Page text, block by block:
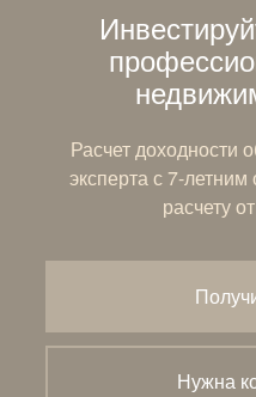
Расчет доходности
эксперта с 7-
расчету
Нужна